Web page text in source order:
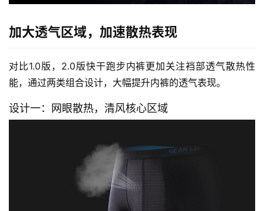
加大透气区域，加速散热表现
对比1.0版，2.0版快干跑步内裤更加关注裆部透气散热性
能，通过两类组合设计，大幅提升内裤的透气表现。
设计一：网眼散热，清风核心区域